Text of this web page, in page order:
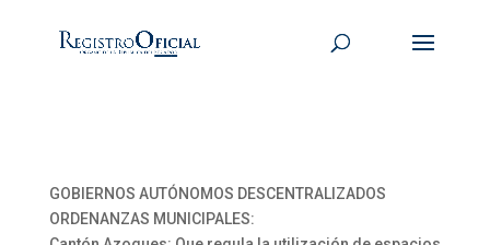
GOBIERNOS AUTÓNOMOS DESCENTRALIZADOS
ORDENANZAS MUNICIPALES: